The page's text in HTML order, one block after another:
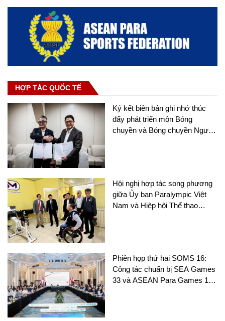
HỢP TÁC QUỐC TẾ
Ký kết biên bản ghi nhớ thúc
đẩy phát triển môn Bóng
chuyền và Bóng chuyền Người
Hội nghị hợp tác song phương
giữa Ủy ban Paralympic Việt
Nam và Hiệp hội Thể thao
Phiên họp thứ hai SOMS 16:
Công tác chuẩn bị SEA Games
33 và ASEAN Para Games 13